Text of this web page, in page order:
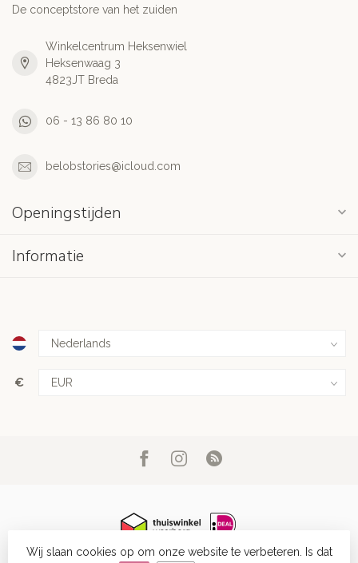
De conceptstore van het zuiden
Winkelcentrum Heksenwiel
Heksenwaag 3
4823JT Breda
06 - 13 86 80 10
belobstories@icloud.com
Openingstijden
Informatie
€
© Copyright 2026 Belob stories- Powered byLightspeed -
Wij slaan cookies op om onze website te verbeteren. Is dat